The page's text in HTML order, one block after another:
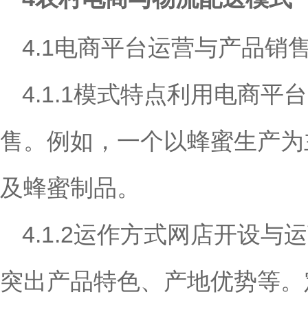
4.1电商平台运营与产品销
4.1.1模式特点利用电商平
售。例如，一个以蜂蜜生产
及蜂蜜制品。
4.1.2运作方式网店开设与
突出产品特色、产地优势等